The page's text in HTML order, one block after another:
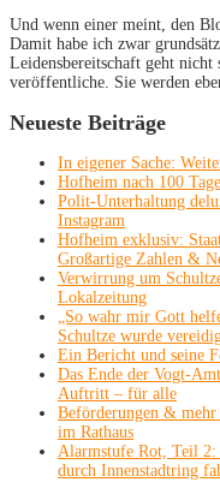
Und wenn einer meint, den
Damit habe ich zwar
Leidensbereitschaft geht
veröffentliche. Sie werden
Neueste Beiträge
In eigener Sache:
Hofheim nach 100
Polit-Unterhaltung
Instagram
Hofheim exklusiv:
Großartige Zahlen &
Verwirrung um
Lokalzeitung
„So wahr mir Gott
Schultze wurde
Ein Bericht und seine
Das Ende der Vogt-
Auftritt – für alle
Beförderungen & mehr
im Rathaus
Alarmstufe Rot, Teil 2:
durch Innenstadtring